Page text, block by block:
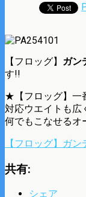
【フロッグ】 ガン
す!!
★【フロッグ】一
対応ウエイトも広
何でもこなせるオ
【フロッグ】ガ
共有:
シェア